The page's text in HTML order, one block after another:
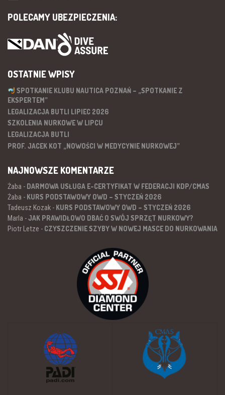
POLECAMY UBEZPIECZENIA:
OSTATNIE WPISY
SPOTKANIE KLUBU NAUTICA POZNAŃ – „SPOTKANIE Z
EKSPERTEM”
LEGALIZACJA BUTLI LIPIEC 2026
SZKOLENIA NURKOWE W LIPCU
LEGALIZACJA BUTLI
PROF. JACEK KOT „NOWOŚCI W MEDYCYNIE NURKOWEJ”
NAJNOWSZE KOMENTARZE
Żaba - DARMOWA USŁUGA E-CERTYFIKAT W FEDERACJI KDP/CMAS
Żaba - KURS PODSTAWOWY OWD – STYCZEŃ 2026
Tadeusz Kozak - KURS PODSTAWOWY OWD – STYCZEŃ 2026
Marla -JAK PRAWIDŁOWO DBAĆ O SWÓJ SPRZĘT NURKOWY?
Piotr Letze - CZYSZCZENIE SZYBY W NOWEJ MASCE DO NURKOWANIA